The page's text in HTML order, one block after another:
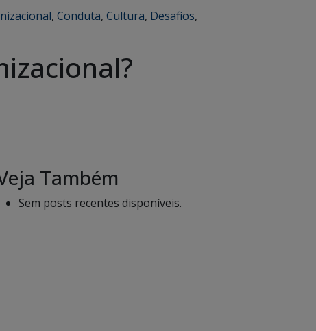
, Conduta, Cultura, Desafios,
Também
Sem posts recentes disponíveis.